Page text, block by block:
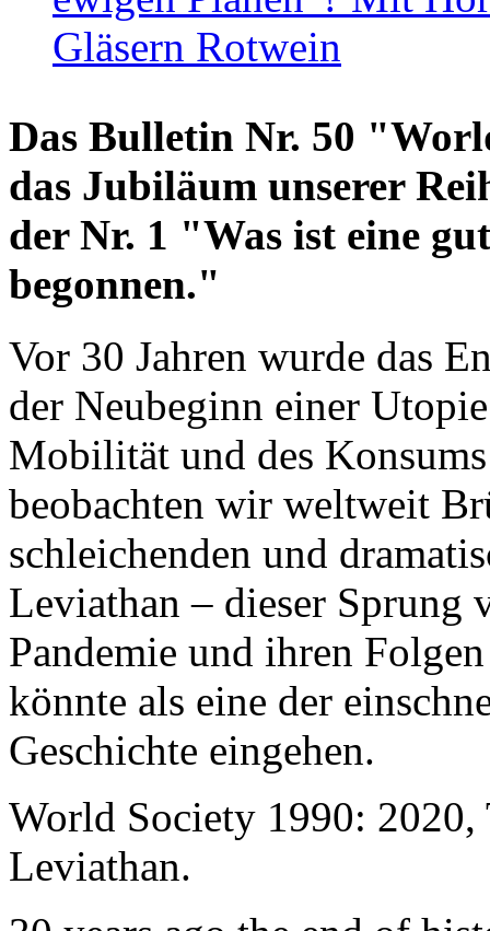
Gläsern Rotwein
Das Bulletin Nr. 50
das Jubiläum unserer
der Nr. 1 "Was ist eine
begonnen."
Vor 30 Jahren wurde das
der Neubeginn einer
Mobilität und des
beobachten wir weltweit
schleichenden und
Leviathan – dieser Sprung
Pandemie und ihren
könnte als eine der
Geschichte eingehen.
World Society 1990: 2020,
Leviathan.